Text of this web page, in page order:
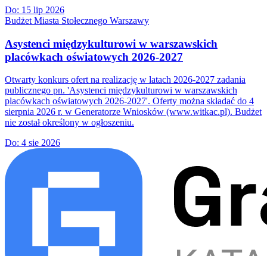
Do: 15 lip 2026
Budżet Miasta Stołecznego Warszawy
Asystenci międzykulturowi w warszawskich
placówkach oświatowych 2026-2027
Otwarty konkurs ofert na realizację w latach 2026-2027 zadania
publicznego pn. 'Asystenci międzykulturowi w warszawskich
placówkach oświatowych 2026-2027'. Oferty można składać do 4
sierpnia 2026 r. w Generatorze Wniosków (www.witkac.pl). Budżet
nie został określony w ogłoszeniu.
Do: 4 sie 2026